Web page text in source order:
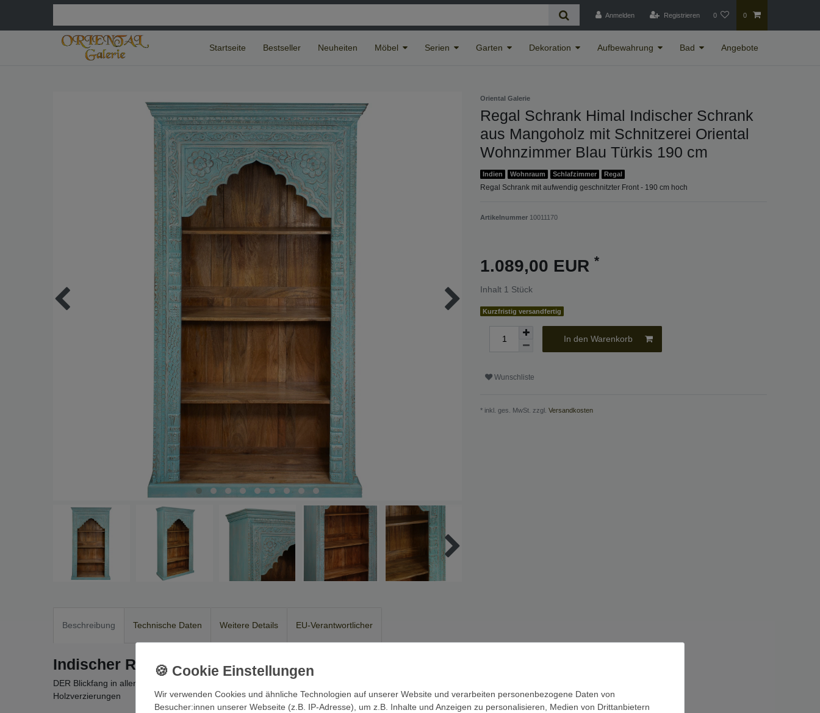
Anmelden Registrieren 0 0
Startseite Bestseller Neuheiten Möbel Serien Garten Dekoration Aufbewahrung Bad Angebote
Oriental Galerie
Regal Schrank Himal Indischer Schrank
aus Mangoholz mit Schnitzerei Oriental
Wohnzimmer Blau Türkis 190 cm
Indien Wohnraum Schlafzimmer Regal
Regal Schrank mit aufwendig geschnitzter Front - 190 cm hoch
Artikelnummer 10011170
1.089,00 EUR *
Inhalt 1 Stück
Kurzfristig versandfertig
In den Warenkorb
Wunschliste
* inkl. ges. MwSt. zzgl. Versandkosten
Beschreibung Technische Daten Weitere Details EU-Verantwortlicher
Indischer Regal Schrank HimalBlau Türkis
DER Blickfang in allen Räumen! Aufwendig hergestellter Regal Schrank mit handgeschnitzten
Holzverzierungen
Wir verwenden Cookies und ähnliche Technologien auf unserer Website und verarbeiten personenbezogene Daten von
Besucher:innen unserer Webseite (z.B. IP-Adresse), um z.B. Inhalte und Anzeigen zu personalisieren, Medien von Drittanbietern